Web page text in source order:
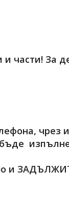
части! За
чрез
и